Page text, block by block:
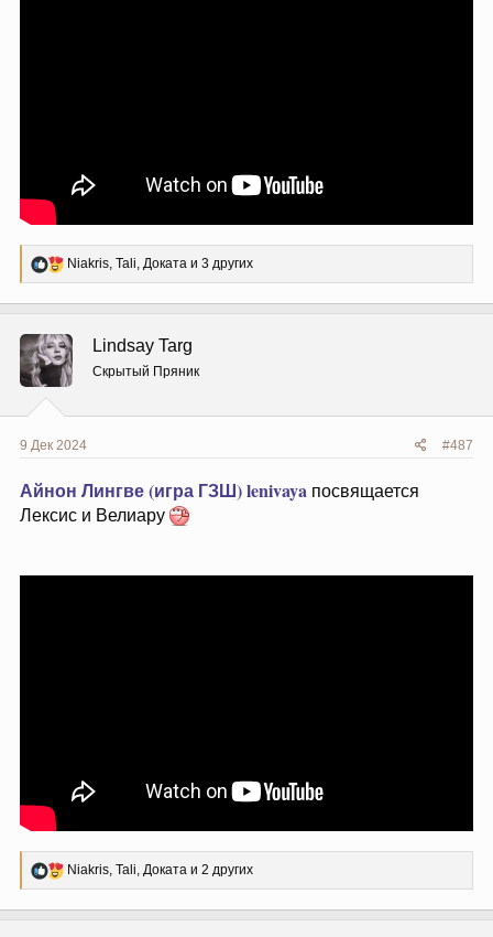
Р
е
ц
и
и
:
Niakris, Tali, Доката и 3 других
Lindsay Targ
Скрытый Пряник
9 Дек 2024 #487
Айнон Лингве (игра ГЗШ)lenivaya посвящается
Лексис и Велиару
Р
Niakris Tali Доката и 2 других